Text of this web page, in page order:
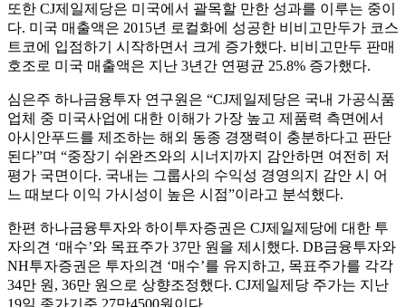
또한 CJ제일제당은 미국에서 괄목할 만한 성과를 이루는 중이
다. 미국 매출액은 2015년 로컬화에 성공한 비비고만두가 코스
트코에 입점하기 시작하면서 크게 증가했다. 비비고만두 판매
호조로 미국 매출액은 지난 3년간 연평균 25.8% 증가했다.
심은주 하나금융투자 연구원은 “CJ제일제당은 국내 가공식품
업체 중 미국사업에 대한 이해가 가장 높고 제품력 측면에서
아시안푸드를 제조하는 해외 동종 경쟁력이 충분하다고 판단
된다”며 “중장기 쉬완즈와의 시너지까지 감안하면 여전히 저
평가 국면이다. 국내는 그룹사의 수익성 경영의지 감안 시 어
느 때보다 이익 가시성이 높은 시점”이라고 분석했다.
한편 하나금융투자와 하이투자증권은 CJ제일제당에 대한 투
자의견 ‘매수’와 목표주가 37만 원을 제시했다. DB금융투자와
NH투자증권은 투자의견 ‘매수’를 유지하고, 목표주가를 각각
34만 원, 36만 원으로 상향조정했다. CJ제일제당 주가는 지난